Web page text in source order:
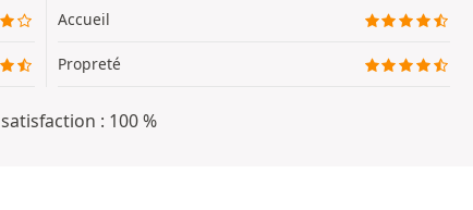
Accueil
Propreté
: 100 %